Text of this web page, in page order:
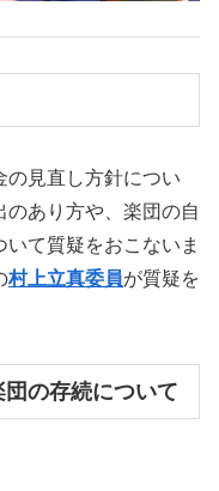
の見直し方針につい
あり方や、楽団の自
て質疑をおこないま
村上立真委員が質疑を
の存続について